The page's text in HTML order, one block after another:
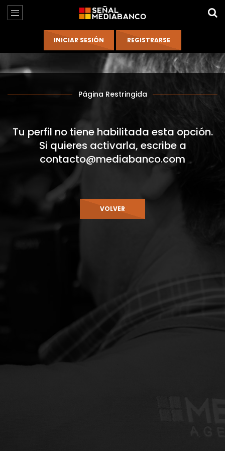
Página Restringida
Tu perfil no tiene habilitada esta opción.
Si quieres activarla, escribe a
contacto@mediabanco.com